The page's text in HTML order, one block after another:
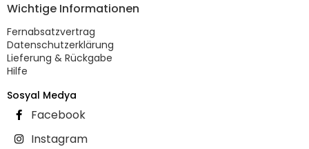
Wichtige Informationen
Fernabsatzvertrag
Datenschutzerklärung
Lieferung & Rückgabe
Hilfe
Sosyal Medya
Facebook
Instagram